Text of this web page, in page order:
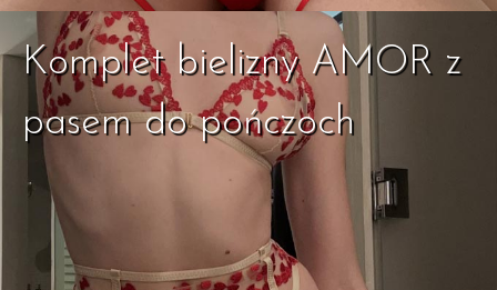
Komplet bielizny AMOR z
pasem do pończoch